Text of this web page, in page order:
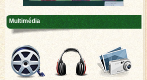
Multimédia